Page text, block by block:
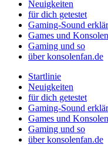
Neuigkeiten
für dich getestet
Gaming-Sound
Games und Konsolen
Gaming und so
über konsolenfan.de
Startlinie
Neuigkeiten
für dich getestet
Gaming-Sound
Games und Konsolen
Gaming und so
über konsolenfan.de